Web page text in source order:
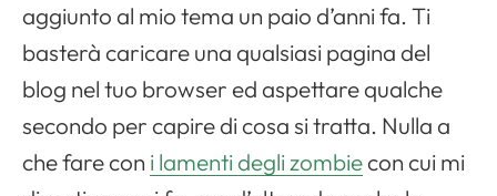
aggiunto al mio tema un paio d’anni fa. Ti
basterà caricare una qualsiasi pagina del
blog nel tuo browser ed aspettare qualche
secondo per capire di cosa si tratta. Nulla a
che fare con i lamenti degli zombiecon cui mi
Apri il menu di navigazione